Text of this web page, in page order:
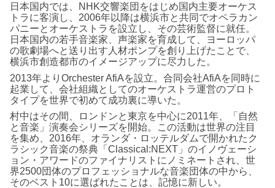
日本国内では、NHK交響楽団をはじめ国内主要オーケス
トラに客演し、2006年以降は横浜市と共同でオペラカン
パニーとオーケストラを設立し、その芸術監督に就任。
日本国内の若手音楽家、声楽家を育成して、ヨーロッパ
の歌劇場へと送り出す人材ポンプを創り上げたことで、
横浜市創造都市のイメージアップに尽力した。
2013年よりOrchester AfiAを設立。合同会社AfiAを同時に
起業して、会社組織としてのオーケストラ運営のプロト
タイプを世界で初めて成功裏に導いた。
村中はその間、ロンドンと東京を中心に2011年、「自然
と音楽」演奏会シリーズを開始。この活動は世界の注目
を集め、2016年、オランダ・ロッテルダムで開かれたク
ラシック音楽の祭典「Classical:NEXT」のイノヴェーシ
ョン・アワードのファイナリストにノミネートされ、世
界2500団体のプロフェッショナルな音楽団体の中から、
そのベスト10に選ばれたことは、記憶に新しい。